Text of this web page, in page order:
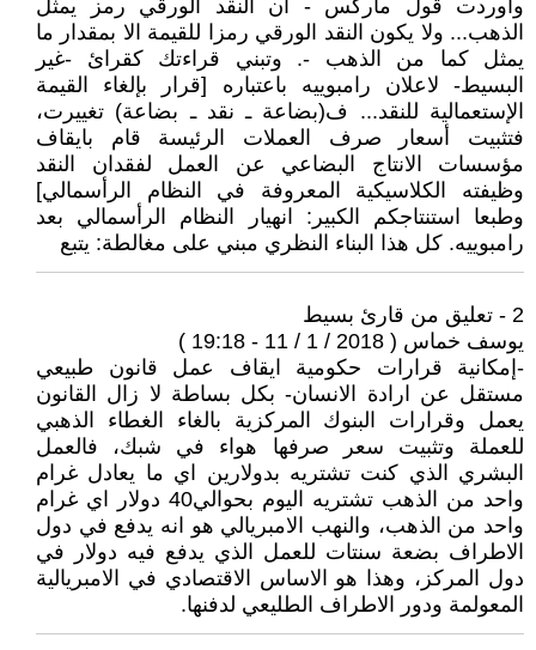
واوردت قول ماركس - ان النقد الورقي رمز يمثل
الذهب... ولا يكون النقد الورقي رمزا للقيمة الا بمقدار ما
يمثل كما من الذهب -. وتبني قراءتك كقرائ -غير
البسيط- لاعلان رامبوييه باعتباره [قرار بإلغاء القيمة
الإستعمالية للنقد... ف(بضاعة ـ نقد ـ بضاعة) تغييرت،
فتثبيت أسعار صرف العملات الرئيسة قام بايقاف
مؤسسات الانتاج البضاعي عن العمل لفقدان النقد
وظيفته الكلاسيكية المعروفة في النظام الرأسمالي]
وطبعا استنتاجكم الكبير: انهيار النظام الرأسمالي بعد
رامبوييه. كل هذا البناء النظري مبني على مغالطة: يتبع
2 - تعليق من قارئ بسيط
يوسف خماس ( 2018 / 1 / 11 - 19:18 )
-إمكانية قرارات حكومية ايقاف عمل قانون طبيعي
مستقل عن ارادة الانسان- بكل بساطة لا زال القانون
يعمل وقرارات البنوك المركزية بالغاء الغطاء الذهبي
للعملة وتثبيت سعر صرفها هواء في شبك، فالعمل
البشري الذي كنت تشتريه بدولارين اي ما يعادل غرام
واحد من الذهب تشتريه اليوم بحوالي40 دولار اي غرام
واحد من الذهب، والنهب الامبريالي هو انه يدفع في دول
الاطراف بضعة سنتات للعمل الذي يدفع فيه دولار في
دول المركز، وهذا هو الاساس الاقتصادي في الامبريالية
المعولمة ودور الاطراف الطليعي لدفنها.